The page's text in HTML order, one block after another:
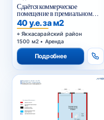
Сдаётся коммерческое
помещение в премиальном
жилом комплексе
40 у.е. за м2
Яккасарайский район
1500 м2 • Аренда
Подробнее